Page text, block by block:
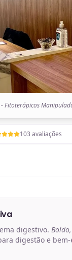
Fitoterápicos
103 avaliações
digestivo.
digestão e